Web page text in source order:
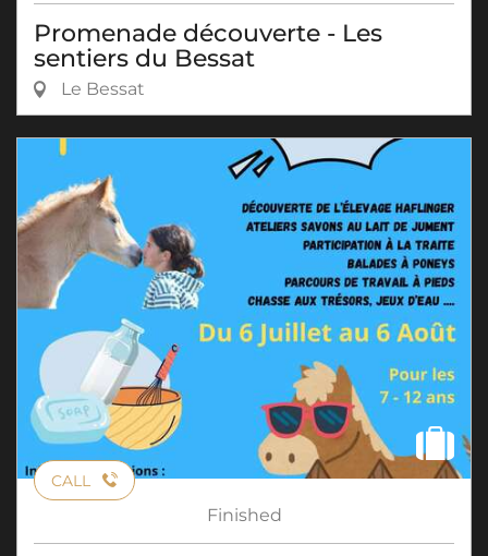
Promenade découverte - Les
sentiers du Bessat
Le Bessat
CALL
Finished